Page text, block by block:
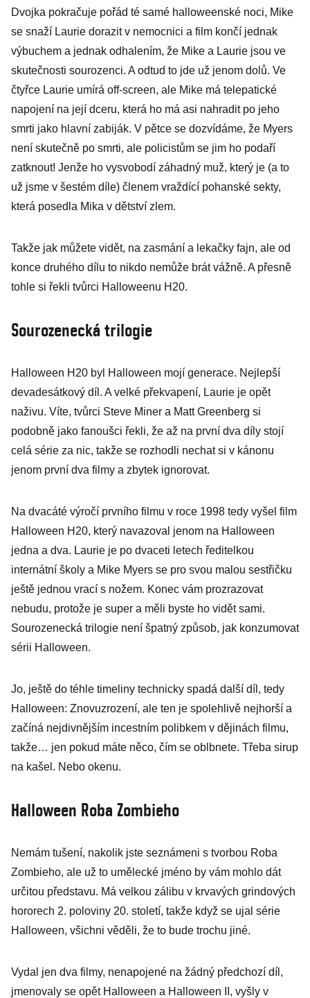
Dvojka pokračuje pořád té samé halloweenské noci, Mike
se snaží Laurie dorazit v nemocnici a film končí jednak
výbuchem a jednak odhalením, že Mike a Laurie jsou ve
skutečnosti sourozenci. A odtud to jde už jenom dolů. Ve
čtyřce Laurie umírá off-screen, ale Mike má telepatické
napojení na její dceru, která ho má asi nahradit po jeho
smrti jako hlavní zabiják. V pětce se dozvídáme, že Myers
není skutečně po smrti, ale policistům se jim ho podaří
zatknout! Jenže ho vysvobodí záhadný muž, který je (a to
už jsme v šestém díle) členem vraždící pohanské sekty,
která posedla Mika v dětství zlem.
Takže jak můžete vidět, na zasmání a lekačky fajn, ale od
konce druhého dílu to nikdo nemůže brát vážně. A přesně
tohle si řekli tvůrci Halloweenu H20.
Sourozenecká trilogie
Halloween H20 byl Halloween mojí generace. Nejlepší
devadesátkový díl. A velké překvapení, Laurie je opět
naživu. Víte, tvůrci Steve Miner a Matt Greenberg si
podobně jako fanoušci řekli, že až na první dva díly stojí
celá série za nic, takže se rozhodli nechat si v kánonu
jenom první dva filmy a zbytek ignorovat.
Na dvacáté výročí prvního filmu v roce 1998 tedy vyšel film
Halloween H20, který navazoval jenom na Halloween
jedna a dva. Laurie je po dvaceti letech ředitelkou
internátní školy a Mike Myers se pro svou malou sestřičku
ještě jednou vrací s nožem. Konec vám prozrazovat
nebudu, protože je super a měli byste ho vidět sami.
Sourozenecká trilogie není špatný způsob, jak konzumovat
sérii Halloween.
Jo, ještě do téhle timeliny technicky spadá další díl, tedy
Halloween: Znovuzrození, ale ten je spolehlivě nejhorší a
začíná nejdivnějším incestním polibkem v dějinách filmu,
takže… jen pokud máte něco, čím se oblbnete. Třeba sirup
na kašel. Nebo okenu.
Halloween Roba Zombieho
Nemám tušení, nakolik jste seznámeni s tvorbou Roba
Zombieho, ale už to umělecké jméno by vám mohlo dát
určitou představu. Má velkou zálibu v krvavých grindových
hororech 2. poloviny 20. století, takže když se ujal série
Halloween, všichni věděli, že to bude trochu jiné.
Vydal jen dva filmy, nenapojené na žádný předchozí díl,
jmenovaly se opět Halloween a Halloween II, vyšly v